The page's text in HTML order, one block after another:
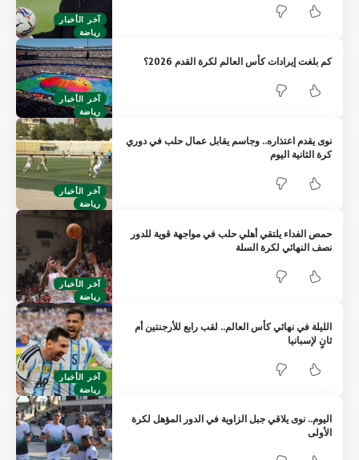
آخر الأخبار
رياضة
آخر الأخبار
رياضة
كم بلغت إيرادات كأس العالم لكرة القدم 2026؟
آخر الأخبار
رياضة
نوى يقدم اعتذاره.. وجاسم يقابل عمال حلب في دوري
كرة الثانية اليوم
آخر الأخبار
رياضة
حمص الفداء يلتقي أهلي حلب في مواجهة قوية للدور
نصف النهائي لكرة السلة
آخر الأخبار
رياضة
الليلة في نهائي كأس العالم.. لقب رابع للأرجنتين أم
ثانٍ لإسبانيا
اليوم.. نوى يلاقي جبل الزاوية في الدور المؤهل لكرة
الأولى